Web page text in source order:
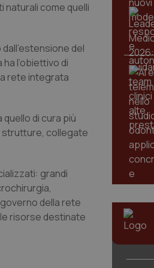
come quelli
del
l’obiettivo di
rete integrata
di cura più
strutture, collegate
grandi
della rete
risorse destinate